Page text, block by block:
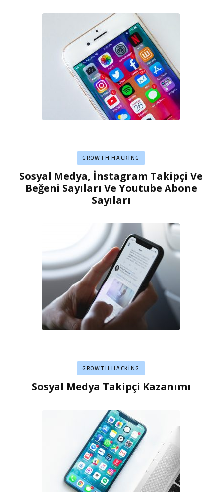
GROWTH HACKING
Sosyal Medya, İnstagram Takipçi Ve
Beğeni Sayıları Ve Youtube Abone
Sayıları
GROWTH HACKING
Sosyal Medya Takipçi Kazanımı